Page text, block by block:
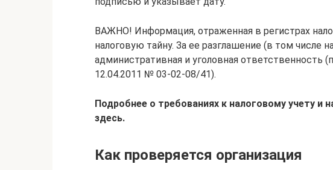
ВАЖНО! Информация, отраженная в регистрах
налоговую тайну. За ее разглашение (в том числе
административная и уголовная ответственность
12.04.2011 № 03-02-08/41).
Подробнее о требованиях к налоговому учету и
здесь.
Как проверяется организация